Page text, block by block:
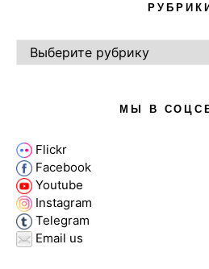
МЫ В
Flickr
Facebook
Youtube
Instagram
Telegram
Email us